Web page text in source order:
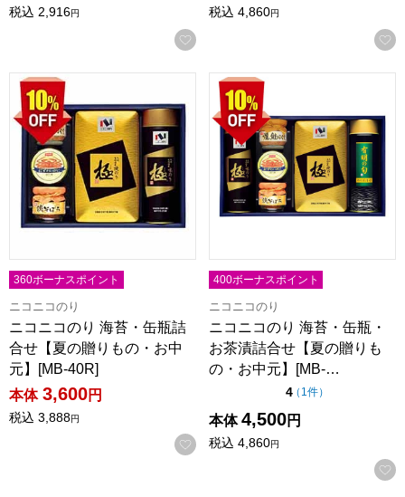
税込 2,916円
お気に入りに登録する
税込 4,860円
ニコニコのり 海苔・缶瓶詰合せ【夏の贈りもの・お中元】
360ボーナスポイント
ニコニコのり
ニコニコのり 海苔・缶瓶詰
合せ【夏の贈りもの・お中
元】[MB-40R]
本体 3,600円
税込 3,888円
お気に入りに登録する
ニコニコのり 海苔・缶瓶・
400ボーナスポイント
ニコニコのり
ニコニコのり 海苔・缶瓶・
お茶漬詰合せ【夏の贈りも
の・お中元】[MB-…
4点（5点満点中）
（ 1件の評価
）
本体 4,500円
税込 4,860円